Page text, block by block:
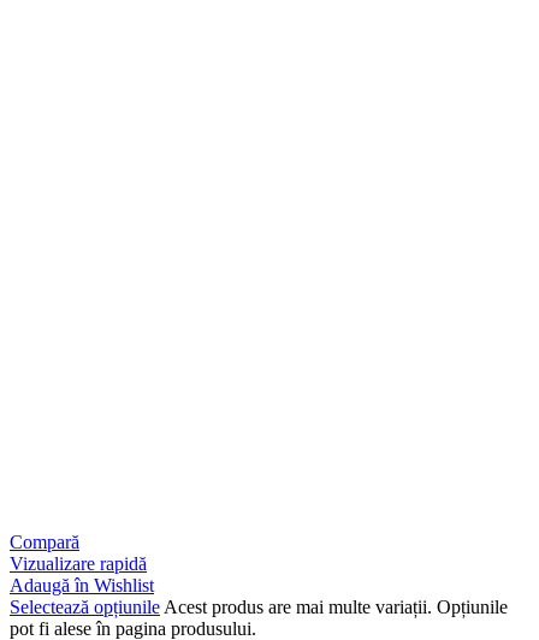
Compară
Vizualizare rapidă
Adaugă în Wishlist
Selectează opțiunile Acest produs are mai multe variații. Opțiunile
pot fi alese în pagina produsului.